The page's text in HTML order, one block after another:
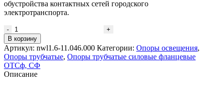
обустройства контактных сетей городского
электротранспорта.
Количество
товара
Опора
трубчатая
силовая
фланцевая
В корзину
Артикул: nwl1.6-11.046.000 Категории: Опоры освещения,
Опоры трубчатые, Опоры трубчатые силовые фланцевые
ОТСф, СФ
Описание